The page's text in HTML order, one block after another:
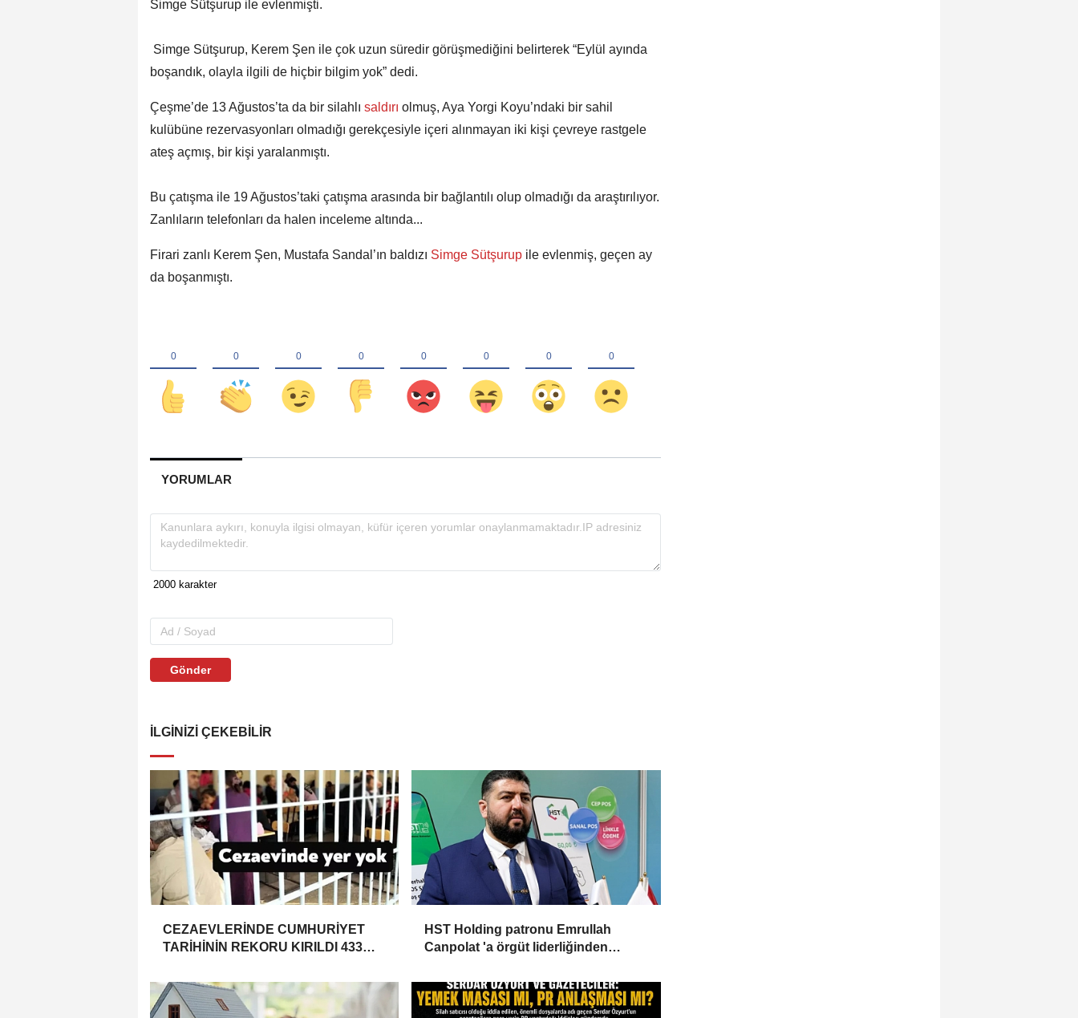
Simge Sütşurup ile evlenmişti.
Simge Sütşurup, Kerem Şen ile çok uzun süredir görüşmediğini belirterek “Eylül ayında
boşandık, olayla ilgili de hiçbir bilgim yok” dedi.
Çeşme’de 13 Ağustos’ta da bir silahlı saldırı olmuş, Aya Yorgi Koyu’ndaki bir sahil
kulübüne rezervasyonları olmadığı gerekçesiyle içeri alınmayan iki kişi çevreye rastgele
ateş açmış, bir kişi yaralanmıştı.
Bu çatışma ile 19 Ağustos’taki çatışma arasında bir bağlantılı olup olmadığı da araştırılıyor.
Zanlıların telefonları da halen inceleme altında...
Firari zanlı Kerem Şen, Mustafa Sandal’ın baldızı Simge Sütşurup ile evlenmiş, geçen ay
da boşanmıştı.
YORUMLAR
Gönder
İLGINIZI ÇEKEBILIR
CEZAEVLERİNDE CUMHURİYET
TARİHİNİN REKORU KIRILDI 433
HST Holding patronu Emrullah
Canpolat 'a örgüt liderliğinden
malvarlığına el konuldu